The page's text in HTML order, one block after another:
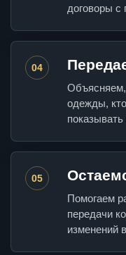
договоры с
04
Объясняем,
одежды,
показывать
05
Помогаем
передачи
изменений